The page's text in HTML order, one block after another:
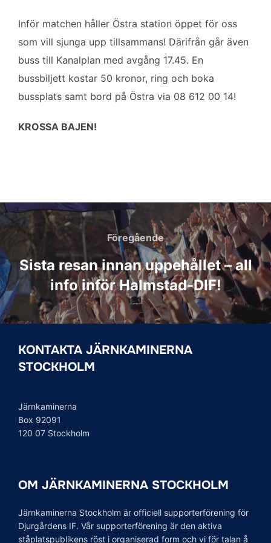
Inför matchen håller Östra station öppet för oss
som vill sjunga upp tillsammans! Därifrån går även
buss till Kanalplan med avgång 17.45. En
bussbiljett kostar 50 kronor, ring och boka
bussplats samt bord på Östra via 08 612 00 14!
KROSSA BAJEN!
Inläggsnavigering
Föregående
Föregående
Sista resan innan uppehållet – all
info inför Halmstad-DIF!
KONTAKTA JÄRNKAMINERNA
STOCKHOLM
Järnkaminerna
Box 92091
120 07 Stockholm
OM JÄRNKAMINERNA STOCKHOLM
Järnkaminerna Stockholm är officiell supporterförening för
Djurgårdens IF. Vår supporterförening är den aktiva
ståplatspublikens röst i organiserad form och vi för talan å